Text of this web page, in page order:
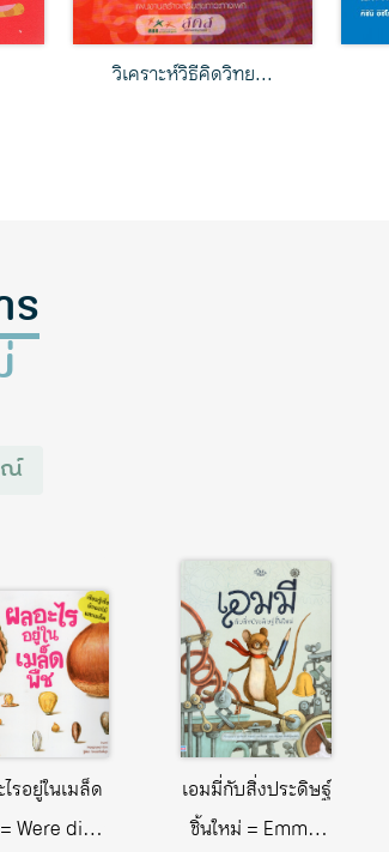
ใช้ความคิดเอาชนะโชคช...
ร
ณ์
รอยู่ในเมล็ด
Were did
เอมมี่กับสิ่งประดิษฐ์
ชิ้นใหม่ = Emmie